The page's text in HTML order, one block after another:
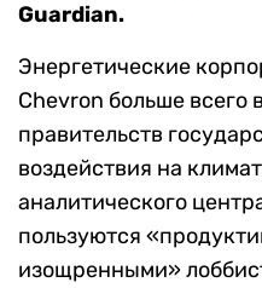
Guardian.
Энергетические
Chevron больше всего
правительств
воздействия на
аналитического
пользуются
изощренными»